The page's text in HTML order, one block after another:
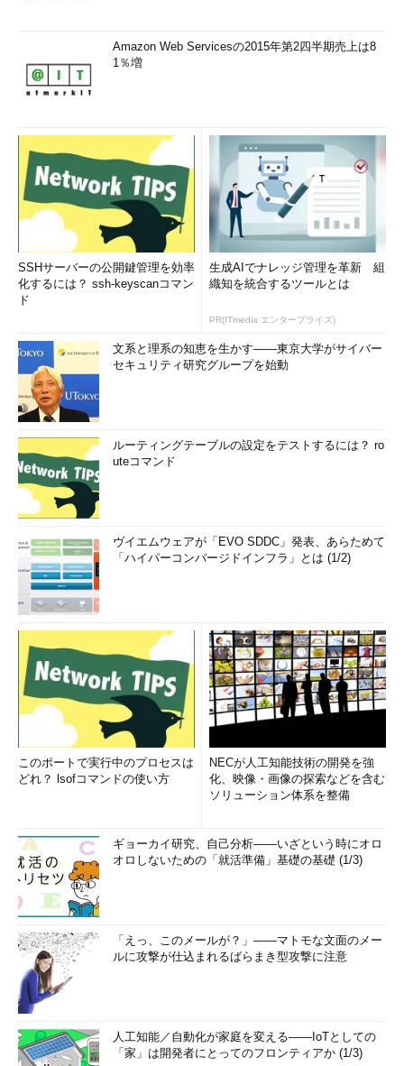
Amazon Web Servicesの2015年第2四半期売上は8
1％増
SSHサーバーの公開鍵管理を効率
化するには？ ssh-keyscanコマン
ド
生成AIでナレッジ管理を革新 組
織知を統合するツールとは
PR(ITmedia エンタープライズ)
文系と理系の知恵を生かす――東京大学がサイバー
セキュリティ研究グループを始動
ルーティングテーブルの設定をテストするには？ ro
uteコマンド
ヴイエムウェアが「EVO SDDC」発表、あらためて
「ハイパーコンバージドインフラ」とは (1/2)
このポートで実行中のプロセスは
どれ？ lsofコマンドの使い方
NECが人工知能技術の開発を強
化、映像・画像の探索などを含む
ソリューション体系を整備
ギョーカイ研究、自己分析――いざという時にオロ
オロしないための「就活準備」基礎の基礎 (1/3)
「えっ、このメールが？」――マトモな文面のメー
ルに攻撃が仕込まれるばらまき型攻撃に注意
人工知能／自動化が家庭を変える――IoTとしての
「家」は開発者にとってのフロンティアか (1/3)